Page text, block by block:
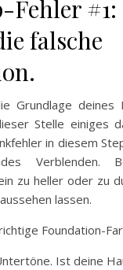
Fehler #1:
falsche
Grundlage deines
Stelle einiges
in diesem
Verblenden.
zu heller oder zu
lassen.
Foundation-
Ist deine